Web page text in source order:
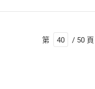
第 / 50 頁